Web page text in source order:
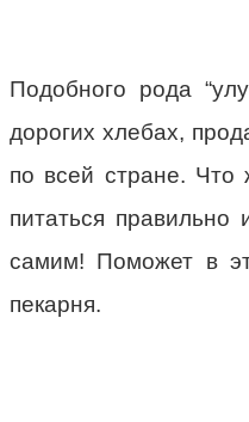
Подобного рода
дорогих хлебах,
по всей стране. Что
питаться правильно
самим! Поможет в
пекарня.